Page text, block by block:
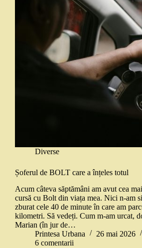
Diverse
Șoferul de BOLT care a înțeles totul
Acum câteva săptămâni am avut cea
cursă cu Bolt din viața mea. Nici n-am
zburat cele 40 de minute în care am
kilometri. Să vedeți. Cum m-am urcat,
Marian (în jur de…
Printesa Urbana
26 mai 2026
6 comentarii